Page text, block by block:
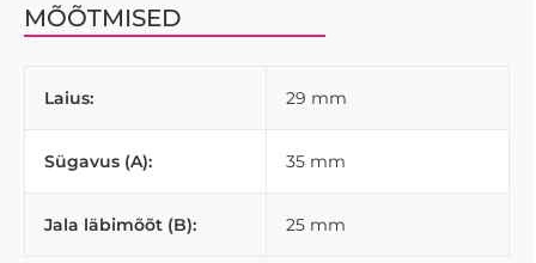
MÕÕTMISED
Laius: 29 mm
Sügavus (A): 35 mm
Jala läbimõõt (B): 25 mm